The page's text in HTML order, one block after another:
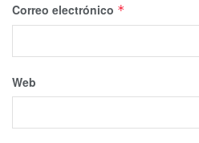
Correo electrónico *
Web